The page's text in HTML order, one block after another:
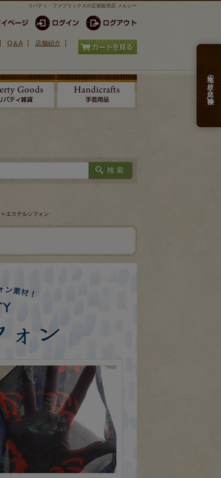
リバティ・ファブリックスの正規販売店 メルシー
Q＆A 店舗紹介
生地の絞り込み検索
> エステルシフォン